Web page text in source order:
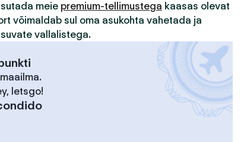
meie premium-tellimustega kaasas olevat
võimaldab sul oma asukohta vahetada ja
vallalistega.
letsgo!